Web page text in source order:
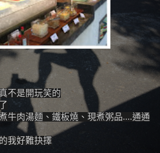
不是開玩笑的
牛肉湯麵、鐵板燒、現煮粥品....通通
我好難抉擇